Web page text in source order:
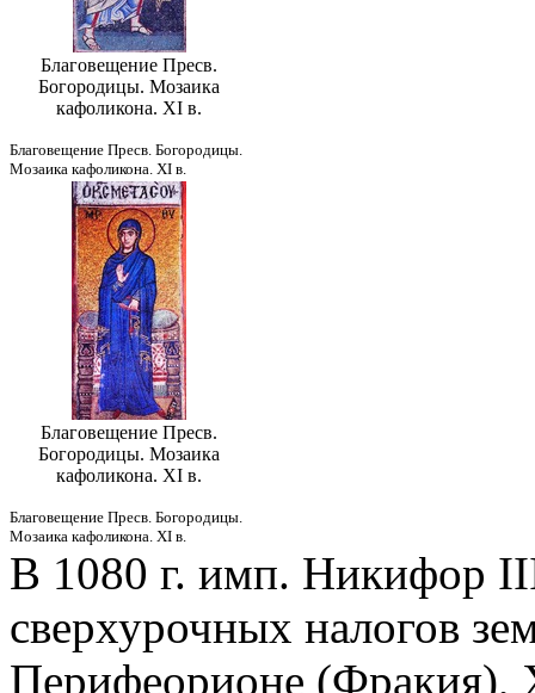
Благовещение Пресв.
Богородицы. Мозаика
кафоликона. XI в.
Благовещение Пресв. Богородицы.
Мозаика кафоликона. XI в.
Благовещение Пресв.
Богородицы. Мозаика
кафоликона. XI в.
Благовещение Пресв. Богородицы.
Мозаика кафоликона. XI в.
В 1080 г. имп. Никифор
сверхурочных налогов
Перифеорионе (Фракия),